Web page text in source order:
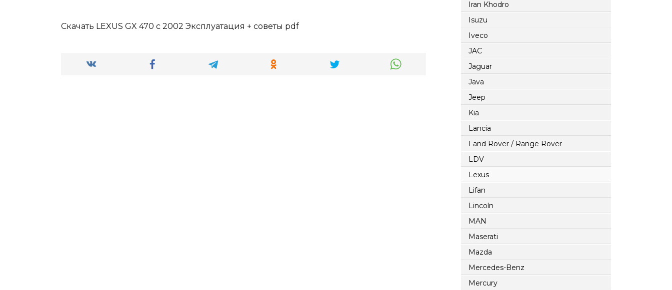
Скачать LEXUS GX 470 с 2002 Эксплуатация + советы pdf
Iran Khodro
Isuzu
Iveco
JAC
Jaguar
Java
Jeep
Kia
Lancia
Land Rover / Range Rover
LDV
Lexus
Lifan
Lincoln
MAN
Maserati
Mazda
Mercedes-Benz
Mercury